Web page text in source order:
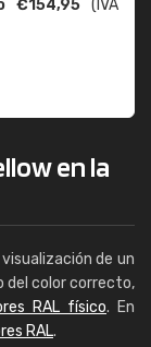
€154,95 (IVA
en la
de un
del color correcto,
RAL físico. En
RAL.